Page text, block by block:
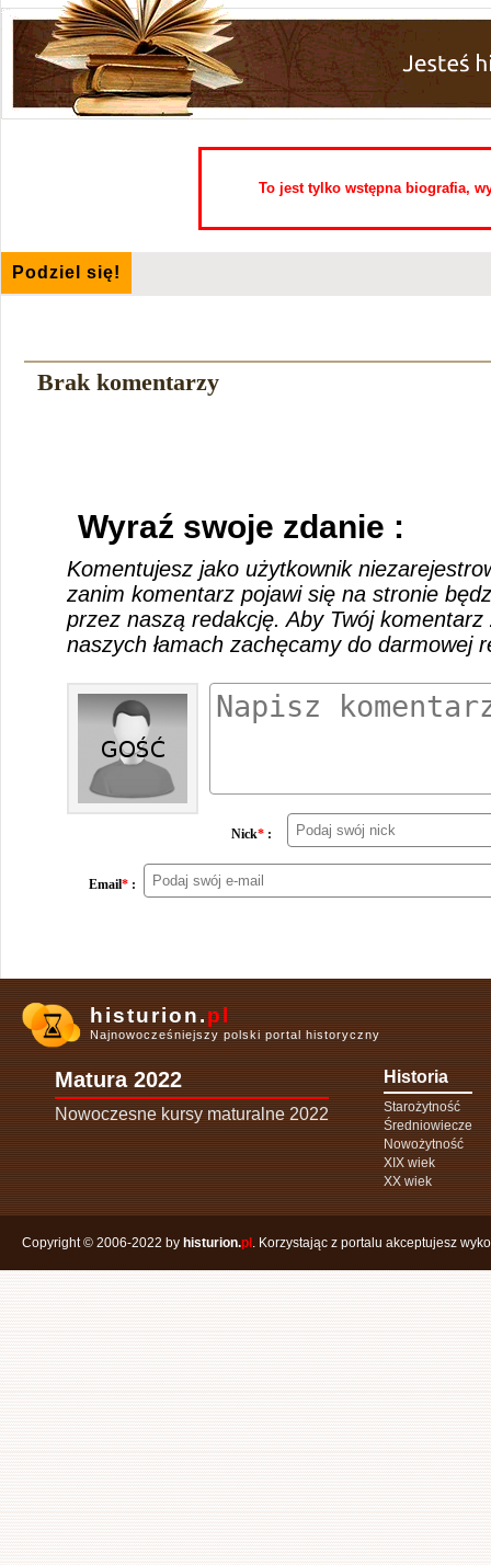
To jest tylko wstępna biografia,
Podziel się!
Brak komentarzy
Wyraź swoje zdanie :
Komentujesz jako użytkownik
zanim komentarz pojawi się na stronie
przez naszą redakcję. Aby Twój
naszych łamach zachęcamy do darmowej
Nick* :
Email* :
histurion.pl
Najnowocześniejszy polski portal historyczny
Matura 2022
Nowoczesne kursy maturalne 2022
Historia
Starożytność
Średniowiecze
Nowożytność
XIX wiek
XX wiek
Copyright © 2006-2022 by histurion.pl . Korzystając z portalu akceptujesz